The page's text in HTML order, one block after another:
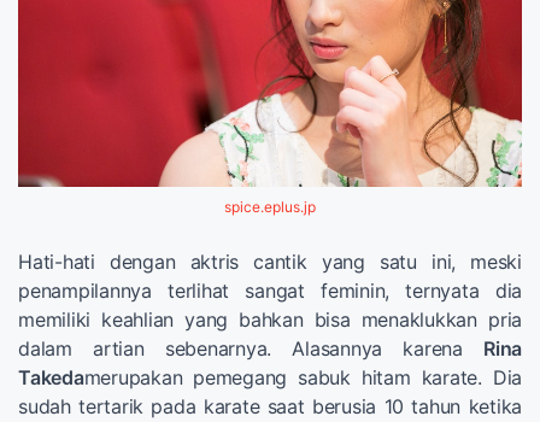
spice.eplus.jp
Hati-hati dengan aktris cantik yang satu ini, meski
penampilannya terlihat sangat feminin, ternyata dia
memiliki keahlian yang bahkan bisa menaklukkan pria
dalam artian sebenarnya. Alasannya karena Rina
Takedamerupakan pemegang sabuk hitam karate. Dia
sudah tertarik pada karate saat berusia 10 tahun ketika